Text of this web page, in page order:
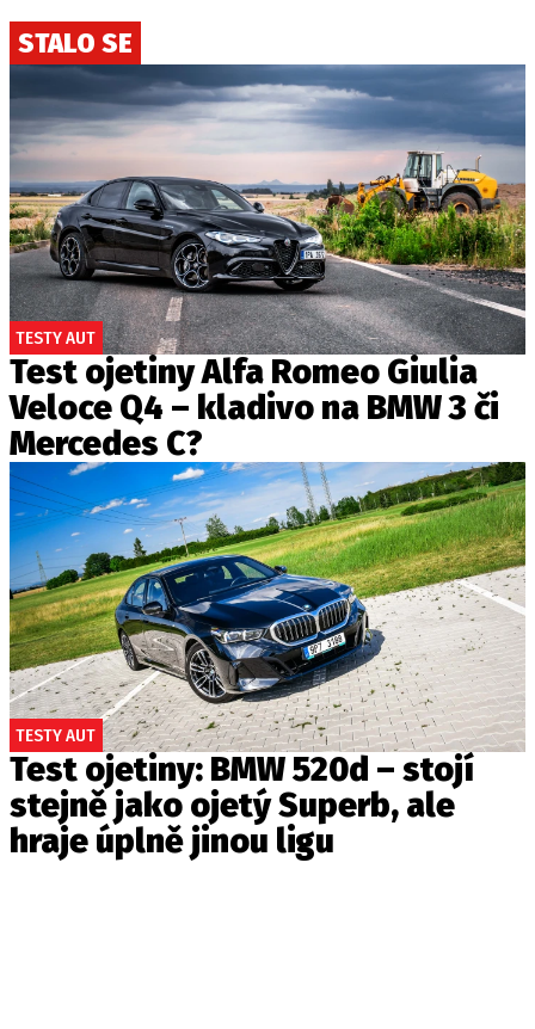
STALO SE
TESTY AUT
Test ojetiny Alfa Romeo Giulia
Veloce Q4 – kladivo na BMW 3 či
Mercedes C?
TESTY AUT
Test ojetiny: BMW 520d – stojí
stejně jako ojetý Superb, ale
hraje úplně jinou ligu